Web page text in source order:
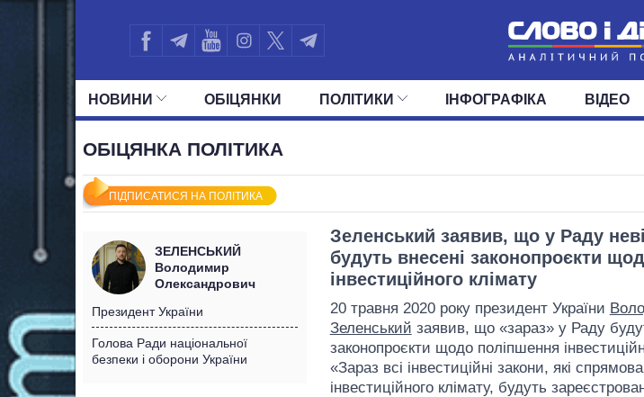
НОВИНИ ОБIЦЯНКИ ПОЛIТИКИ ІНФОГРАФІКА ВІДЕО
ОБІЦЯНКА ПОЛІТИКА
ПІДПИСАТИСЯ НА ПОЛІТИКА
ЗЕЛЕНСЬКИЙ
Володимир
Олександрович
Президент України
Голова Ради національної
безпеки і оборони України
Зеленський заявив, що у Раду
будуть внесені законопроєкти
інвестиційного клімату
20 травня 2020 року президент України
Зеленський заявив, що «зараз» у Раду
законопроєкти щодо поліпшення
«Зараз всі інвестиційні закони, які
інвестиційного клімату, будуть